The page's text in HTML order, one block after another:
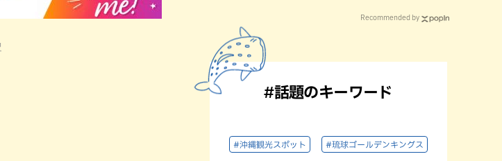
Recommended by
#話題のキーワード
#沖縄観光スポット #琉球ゴールデンキングス